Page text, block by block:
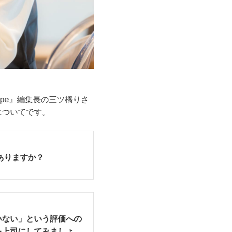
』編集長の三ツ橋りさ
いてです。
りますか？
い」という評価への